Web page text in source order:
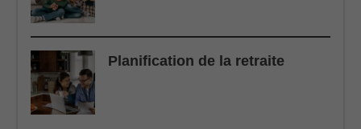
Planification de la retraite